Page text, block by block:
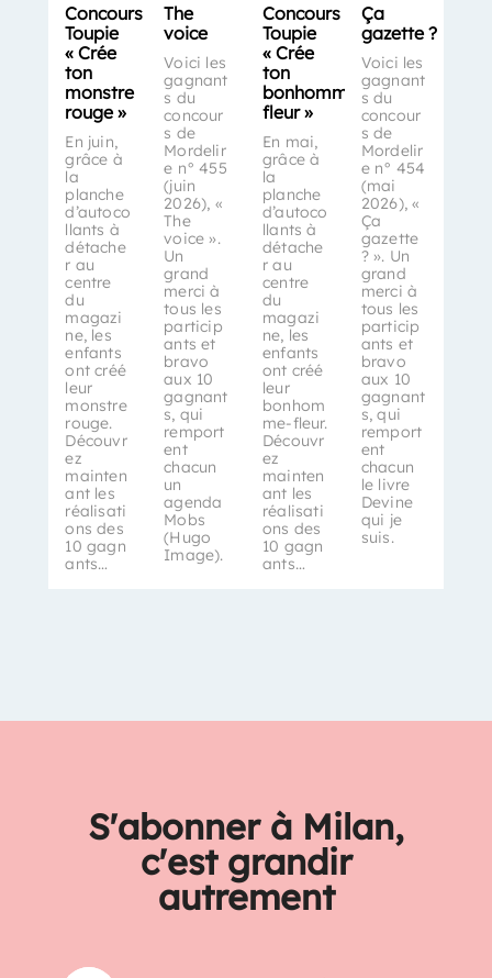
Concours
Toupie
« Crée
ton
monstre
rouge »
En juin,
grâce à
la
planche
d’autoco
llants à
détache
r au
centre
du
magazi
ne, les
enfants
ont créé
leur
monstre
rouge.
Découvr
ez
mainten
ant les
réalisati
ons des
10 gagn
ants…
The
voice
Voici les
gagnant
s du
concour
s de
Mordelir
e n° 455
(juin
2026), «
The
voice ».
Un
grand
merci à
tous les
particip
ants et
bravo
aux 10
gagnant
s, qui
remport
ent
chacun
un
agenda
Mobs
(Hugo
Image).
Concours
Toupie
« Crée
ton
bonhomme-
fleur »
En mai,
grâce à
la
planche
d’autoco
llants à
détache
r au
centre
du
magazi
ne, les
enfants
ont créé
leur
bonhom
me-fleur.
Découvr
ez
mainten
ant les
réalisati
ons des
10 gagn
ants…
Ça
gazette ?
Voici les
gagnant
s du
concour
s de
Mordelir
e n° 454
(mai
2026), «
Ça
gazette
? ». Un
grand
merci à
tous les
particip
ants et
bravo
aux 10
gagnant
s, qui
remport
ent
chacun
le livre
Devine
qui je
suis.
S'abonner à Milan,
c'est grandir
autrement